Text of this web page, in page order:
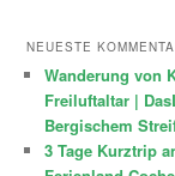
NEUESTE
Wanderung von
Freiluftaltar |
Bergischem
3 Tage Kurztrip